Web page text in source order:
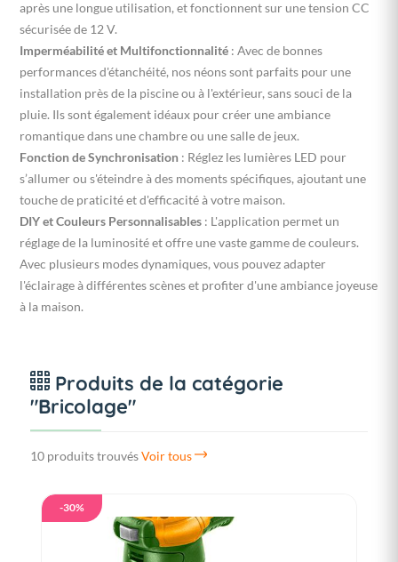
après une longue utilisation, et fonctionnent sur une tension CC
sécurisée de 12 V.
Imperméabilité et Multifonctionnalité : Avec de bonnes
performances d'étanchéité, nos néons sont parfaits pour une
installation près de la piscine ou à l'extérieur, sans souci de la
pluie. Ils sont également idéaux pour créer une ambiance
romantique dans une chambre ou une salle de jeux.
Fonction de Synchronisation : Réglez les lumières LED pour
s’allumer ou s'éteindre à des moments spécifiques, ajoutant une
touche de praticité et d'efficacité à votre maison.
DIY et Couleurs Personnalisables : L'application permet un
réglage de la luminosité et offre une vaste gamme de couleurs.
Avec plusieurs modes dynamiques, vous pouvez adapter
l'éclairage à différentes scènes et profiter d'une ambiance joyeuse
à la maison.
Produits de la catégorie
"Bricolage"
10 produits trouvésVoir tous
-30%